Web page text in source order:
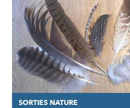
SORTIES NATURE